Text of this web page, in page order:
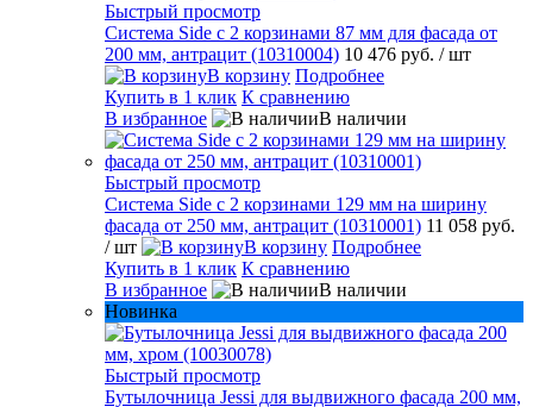
Быстрый просмотр
Система Side с 2 корзинами 87 мм для фасада от
200 мм, антрацит (10310004) 10 476 руб. / шт
В корзину Подробнее
Купить в 1 клик К сравнению
В избранное
В наличии
Быстрый просмотр
Система Side c 2 корзинами 129 мм на ширину
фасада от 250 мм, антрацит (10310001) 11 058 руб.
/ шт
В корзину Подробнее
Купить в 1 клик К сравнению
В избранное
В наличии
Новинка
Быстрый просмотр
Бутылочница Jessi для выдвижного фасада 200 мм,